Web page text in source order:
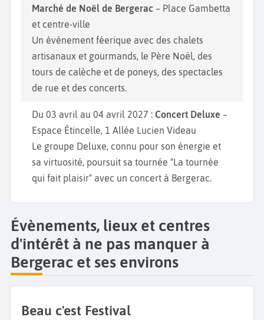
Marché de Noël de Bergerac – Place Gambetta
et centre-ville
Un événement féerique avec des chalets
artisanaux et gourmands, le Père Noël, des
tours de calèche et de poneys, des spectacles
de rue et des concerts.
Du 03 avril au 04 avril 2027 : Concert Deluxe –
Espace Étincelle, 1 Allée Lucien Videau
Le groupe Deluxe, connu pour son énergie et
sa virtuosité, poursuit sa tournée "La tournée
qui fait plaisir" avec un concert à Bergerac.
Évènements, lieux et centres
d'intérêt à ne pas manquer à
Bergerac et ses environs
Beau c'est Festival